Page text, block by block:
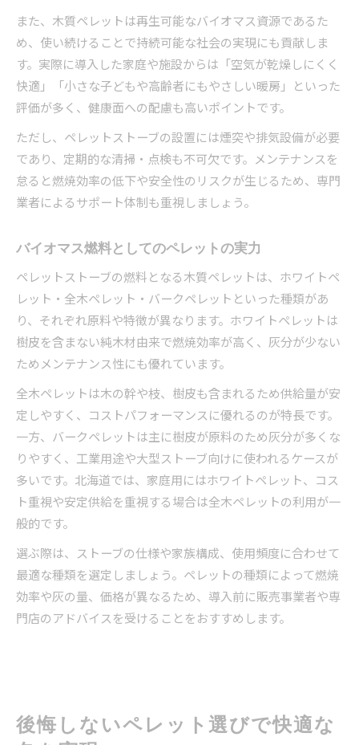
また、木質ペレットは再生可能なバイオマス資源であるた
め、使い続けることで持続可能な社会の実現にも貢献しま
す。実際に導入した家庭や施設からは「空気が乾燥しにくく
快適」「小さな子どもや高齢者にもやさしい暖房」といった
評価が多く、健康面への配慮も高いポイントです。
ただし、ペレットストーブの設置には煙突や排気設備が必要
であり、定期的な清掃・点検も不可欠です。メンテナンスを
怠ると燃焼効率の低下や安全性のリスクが生じるため、専門
業者によるサポート体制も重視しましょう。
バイオマス燃料としてのペレットの実力
ペレットストーブの燃料となる木質ペレットは、ホワイトペ
レット・全木ペレット・バークペレットといった種類があ
り、それぞれ原料や特徴が異なります。ホワイトペレットは
樹皮を含まない純木材由来で燃焼効率が高く、灰分が少ない
ためメンテナンス性にも優れています。
全木ペレットは木の幹や枝、樹皮も含まれるため供給量が安
定しやすく、コストパフォーマンスに優れるのが特長です。
一方、バークペレットは主に樹皮が原料のため灰分が多くな
りやすく、工業用途や大型ストーブ向けに使われるケースが
多いです。北海道では、家庭用にはホワイトペレット、コス
ト重視や安定供給を重視する場合は全木ペレットの利用が一
般的です。
選ぶ際は、ストーブの仕様や家族構成、使用頻度に合わせて
最適な種類を選定しましょう。ペレットの種類によって燃焼
効率や灰の量、価格が異なるため、導入前に販売事業者や専
門店のアドバイスを受けることをおすすめします。
後悔しないペレット選びで快適な